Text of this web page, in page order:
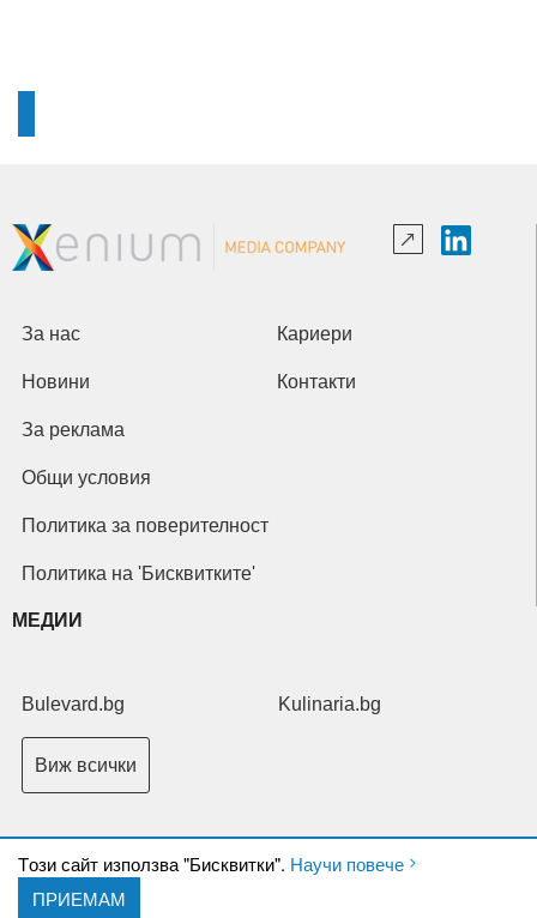
Tози сайт използва "Бисквитки". Научи повече
ПРИЕМАМ
За нас Кариери
Новини Контакти
За реклама
Общи условия
Политика за поверителност
Политика на 'Бисквитките'
МЕДИИ
Bulevard.bg Kulinaria.bg
Виж всички
Copyright © 2026 Ксениум ООД. Всички права запазени.